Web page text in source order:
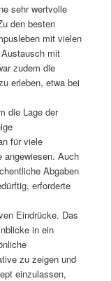
sehr wertvolle
den besten
mit vielen
mit
zudem die
erleben, etwa bei
die Lage der
für viele
angewiesen. Auch
Abgaben
erforderte
Eindrücke. Das
in ein
zu zeigen und
einzulassen,